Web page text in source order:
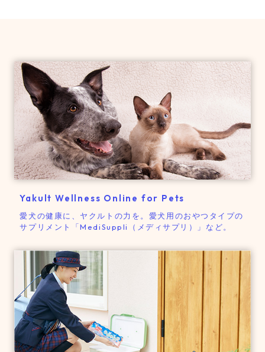
Yakult Wellness Online for Pets
愛犬の健康に、ヤクルトの力を。 愛犬用のおやつタイプの
サプリメント「MediSuppli（メディサプリ）」など。